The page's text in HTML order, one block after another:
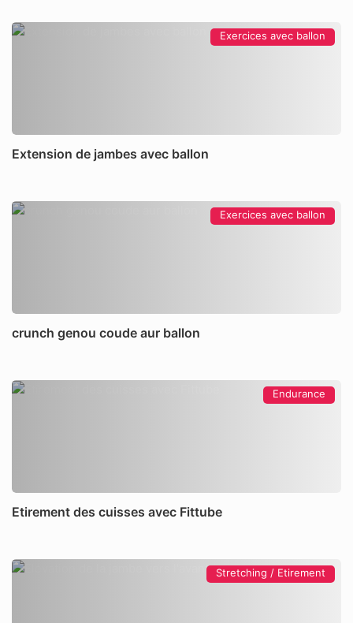
Exercices avec ballon
Extension de jambes avec ballon
Exercices avec ballon
crunch genou coude aur ballon
Endurance
Etirement des cuisses avec Fittube
Stretching / Etirement